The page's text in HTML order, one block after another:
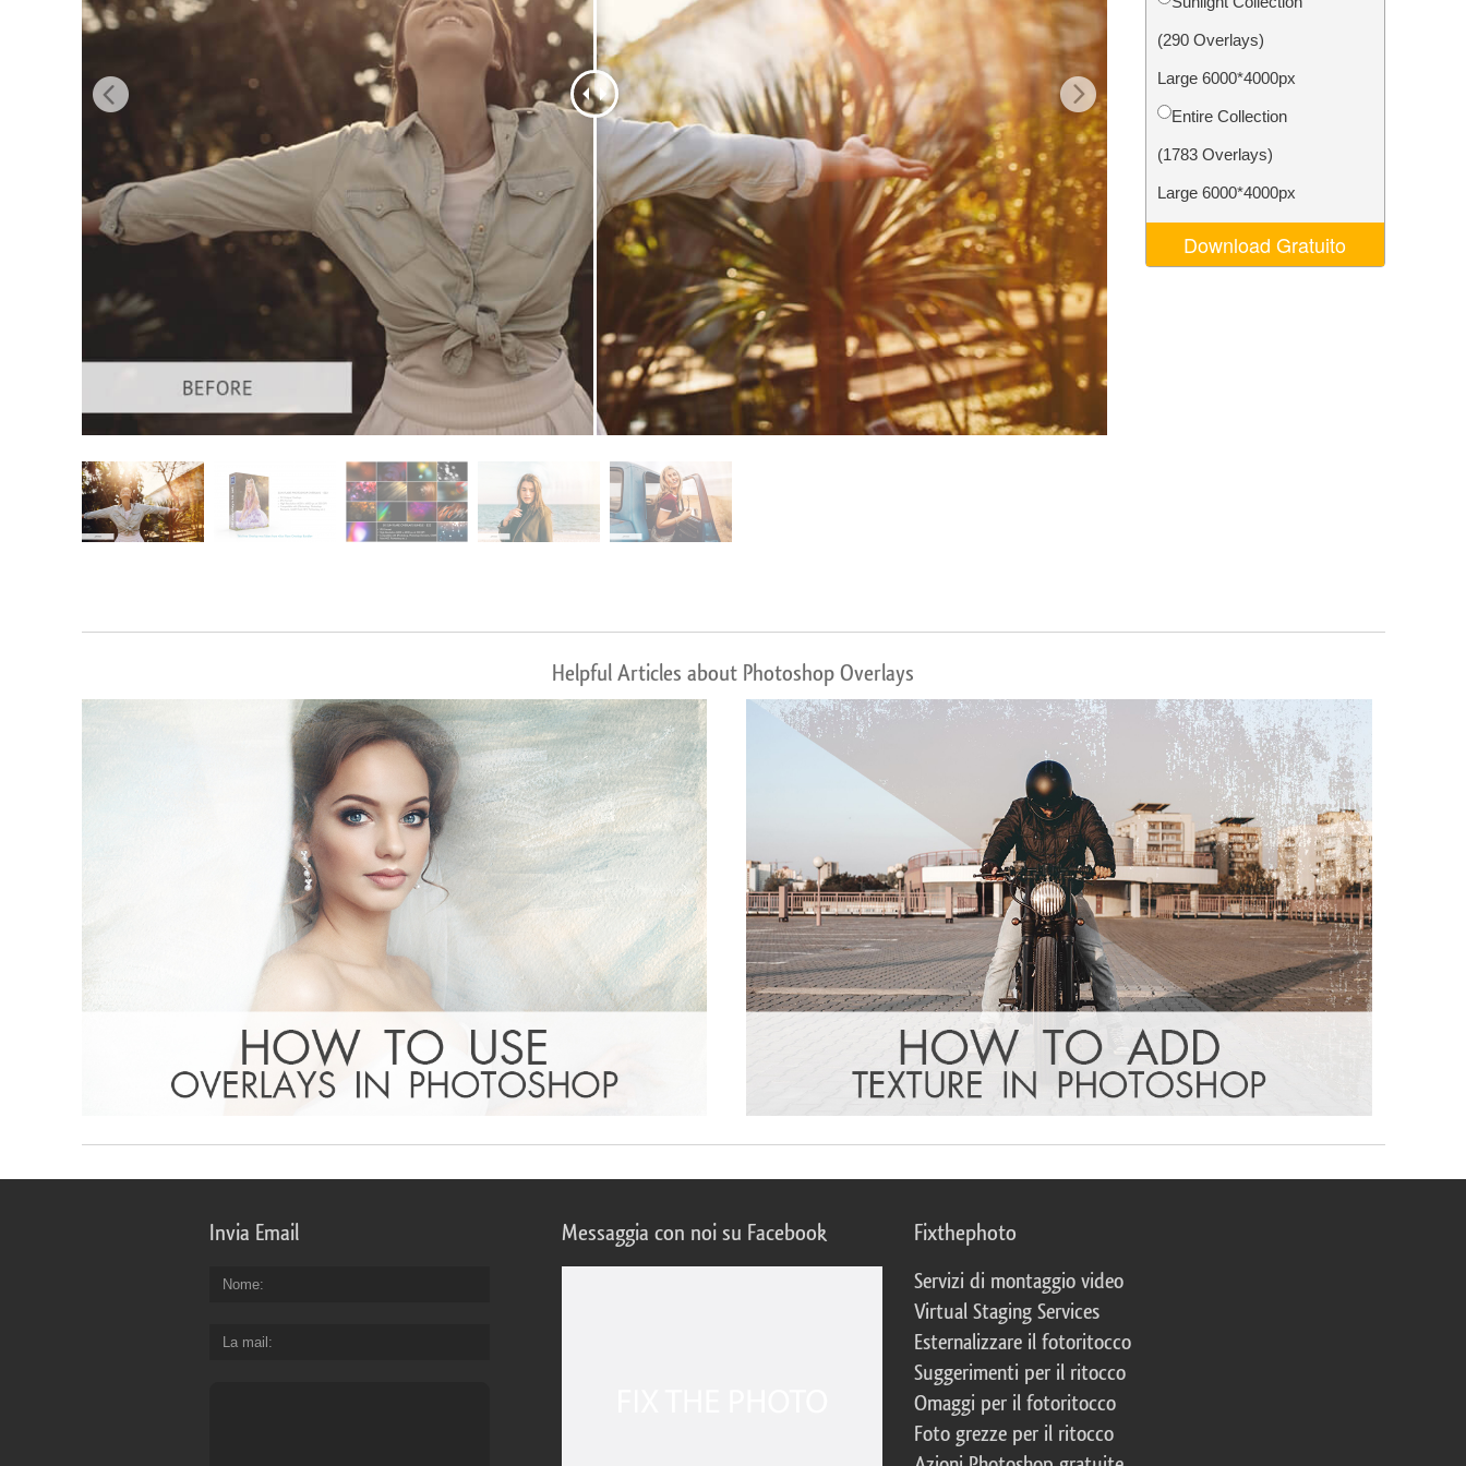
Servizi di ritocco del prodotto Servizi di ritocco gioielli Dati di Addestramento AI
(290 Overlays)
Large 6000*4000px
Entire Collection
(1783 Overlays)
Large 6000*4000px
Download Gratuito
Helpful Articles about Photoshop Overlays
Invia Email
Nome
La mail
Messaggia con noi su Facebook Fixthephoto
Servizi di montaggio video
Virtual Staging Services
Esternalizzare il fotoritocco
Suggerimenti per il ritocco
Omaggi per il fotoritocco
Foto grezze per il ritocco